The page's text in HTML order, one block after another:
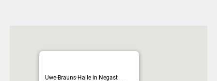
Uwe-Brauns-Halle in Negast